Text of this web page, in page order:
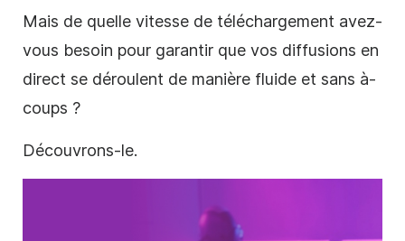
Mais de quelle vitesse de téléchargement avez-
vous besoin pour garantir que vos diffusions en
direct se déroulent de manière fluide et sans à-
coups ?
Découvrons-le.